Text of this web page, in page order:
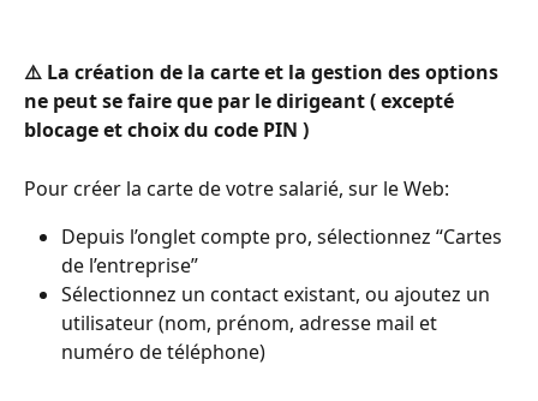
⚠️ La création de la carte et la gestion des options
ne peut se faire que par le dirigeant ( excepté
blocage et choix du code PIN )
Pour créer la carte de votre salarié, sur le Web:
Depuis l’onglet compte pro, sélectionnez “Cartes
de l’entreprise”
Sélectionnez un contact existant, ou ajoutez un
utilisateur (nom, prénom, adresse mail et
numéro de téléphone)